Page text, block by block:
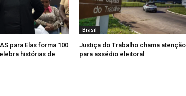
para Elas forma 100
histórias de
Brasil
Justiça do Trabalho chama atenção
para assédio eleitoral